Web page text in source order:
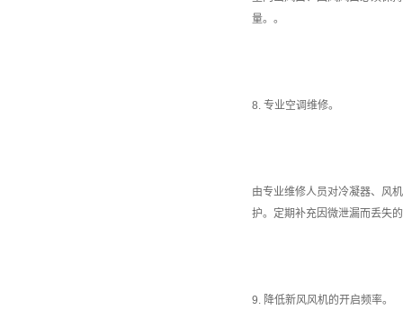
量。。
8. 专业空调维修。
由专业维修人员对冷凝器、风
护。定期补充因微泄漏而丢失
9. 降低新风风机的开启频率。